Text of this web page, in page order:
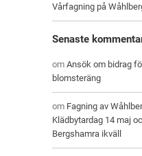
Vårfagning på
Senaste
omAnsök om bidrag
blomsteräng
om Fagning av
Klädbytardag 14 maj
Bergshamra ikväll